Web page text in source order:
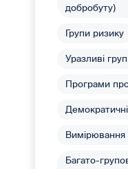
добробуту)
Групи ризику
Уразливі
Програми
Демократичні
Вимірювання
Багато-